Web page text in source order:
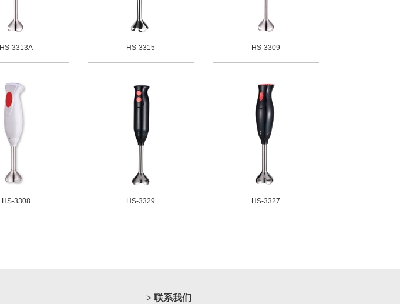
HS-3313A HS-3315 HS-3309
HS-3308 HS-3329 HS-3327
> 联系我们